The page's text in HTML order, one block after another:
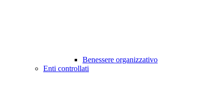
Benessere organizzativo
Enti controllati